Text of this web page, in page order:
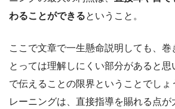
わることができるということ。
ここで文章で一生懸命説明しても、巻
とっては理解しにくい部分があると
で伝えることの限界ということでしょ
レーニングは、直接指導を賜れる点が